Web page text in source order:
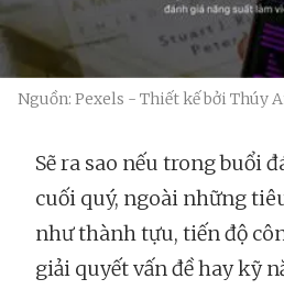
Nguồn: Pexels - Thiết kế bởi Thúy
Sẽ ra sao nếu trong buổi
cuối quý, ngoài những
như thành tựu, tiến độ
giải quyết vấn đề hay kỹ